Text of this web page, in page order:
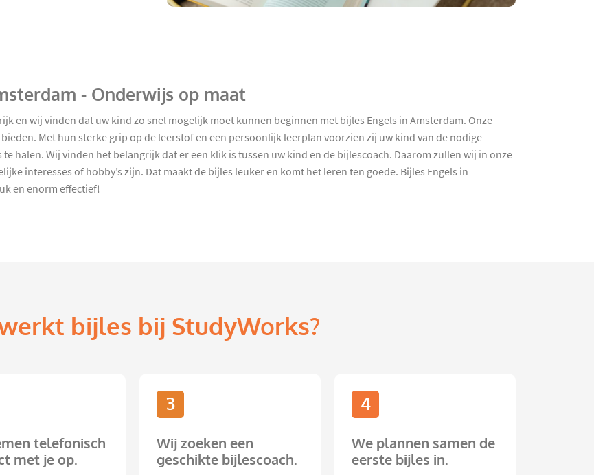
- Onderwijs op maat
en wij vinden dat uw kind zo snel mogelijk moet kunnen beginnen met bijles Engels in Amsterdam. Onze
Met hun sterke grip op de leerstof en een persoonlijk leerplan voorzien zij uw kind van de nodige
halen. Wij vinden het belangrijk dat er een klik is tussen uw kind en de bijlescoach. Daarom zullen wij in onze
interesses of hobby’s zijn. Dat maakt de bijles leuker en komt het leren ten goede. Bijles Engels in
en enorm effectief!
bijles bij StudyWorks?
telefonisch
met je op.
3
Wij zoeken een
geschikte bijlescoach.
4
We plannen samen de
eerste bijles in.